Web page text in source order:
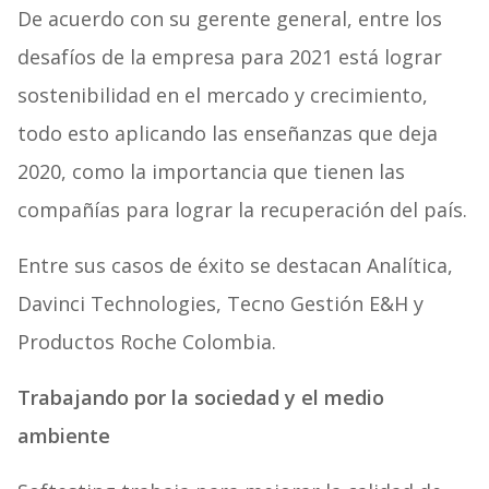
De acuerdo con su gerente general, entre los
desafíos de la empresa para 2021 está lograr
sostenibilidad en el mercado y crecimiento,
todo esto aplicando las enseñanzas que deja
2020, como la importancia que tienen las
compañías para lograr la recuperación del país.
Entre sus casos de éxito se destacan Analítica,
Davinci Technologies, Tecno Gestión E&H y
Productos Roche Colombia.
Trabajando por la sociedad y el medio
ambiente